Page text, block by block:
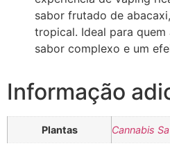
sabor frutado de
tropical. Ideal para
sabor complexo e um
Informação
Plantas Cannabis